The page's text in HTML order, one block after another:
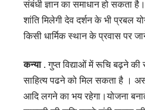
संबंधी ज्ञान का समाधान हो सकता
शांति मिलेगी देव दर्शन के भी प्रबल
किसी धार्मिक स्थान के प्रवास पर
कन्या . गुप्त विद्याओं में रूचि बढ़ने की
साहित्य पढने को मिल सकता है ।
आदि लगने का भय रहेगा।योजना